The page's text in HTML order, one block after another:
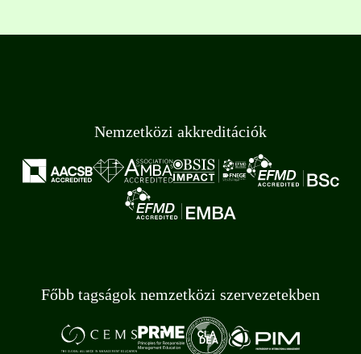
Nemzetközi akkreditációk
Főbb tagságok nemzetközi szervezetekben